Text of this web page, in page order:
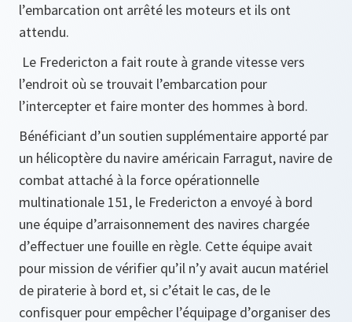
l’embarcation ont arrêté les moteurs et ils ont
attendu.
Le Fredericton a fait route à grande vitesse vers
l’endroit où se trouvait l’embarcation pour
l’intercepter et faire monter des hommes à bord.
Bénéficiant d’un soutien supplémentaire apporté par
un hélicoptère du navire américain Farragut, navire de
combat attaché à la force opérationnelle
multinationale 151, le Fredericton a envoyé à bord
une équipe d’arraisonnement des navires chargée
d’effectuer une fouille en règle. Cette équipe avait
pour mission de vérifier qu’il n’y avait aucun matériel
de piraterie à bord et, si c’était le cas, de le
confisquer pour empêcher l’équipage d’organiser des